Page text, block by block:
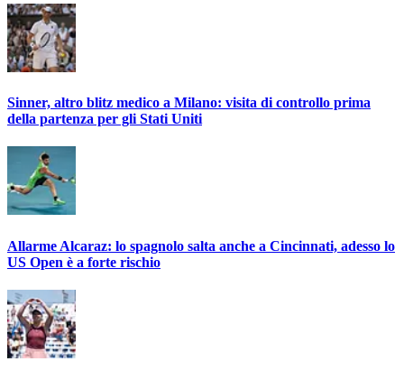
Sinner, altro blitz medico a Milano: visita di controllo prima
della partenza per gli Stati Uniti
Allarme Alcaraz: lo spagnolo salta anche a Cincinnati, adesso lo
US Open è a forte rischio